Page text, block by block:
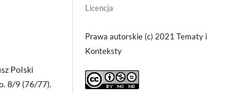
Polski
8/9 (76/77).
Licencja
Prawa autorskie (c) 2021 Tematy i
Konteksty